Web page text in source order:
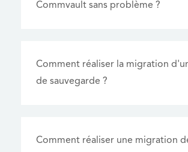
Commvault sans problème ?
Comment réaliser la migration
de sauvegarde ?
Comment réaliser une migration